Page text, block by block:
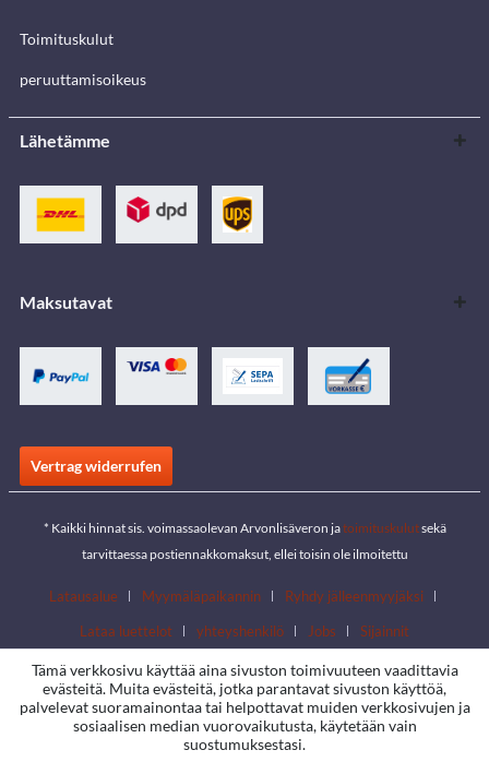
Toimituskulut
peruuttamisoikeus
Lähetämme
Maksutavat
Vertrag widerrufen
* Kaikki hinnat sis. voimassaolevan Arvonlisäveron jatoimituskulutsekä
tarvittaessa postiennakkomaksut, ellei toisin ole ilmoitettu
Latausalue Myymäläpaikannin
Ryhdy jälleenmyyjäksi
Lataa luettelot
yhteyshenkilö Jobs Sijainnit
Tämä verkkosivu käyttää aina sivuston toimivuuteen vaadittavia
evästeitä. Muita evästeitä, jotka parantavat sivuston käyttöä,
palvelevat suoramainontaa tai helpottavat muiden verkkosivujen ja
sosiaalisen median vuorovaikutusta, käytetään vain
suostumuksestasi.